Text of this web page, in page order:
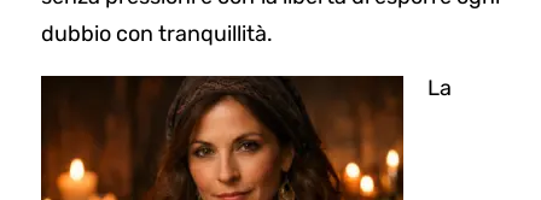
dubbio con tranquillità.
La